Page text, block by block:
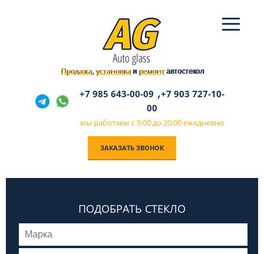
Продажа,установкаи ремонтавтостекол
+7 985 643-00-09 ,+7 903 727-10-
00
мы работаем с 9:00 до 20:00 ежедневно
ЗАКАЗАТЬ ЗВОНОК
ПОДОБРАТЬ СТЕКЛО